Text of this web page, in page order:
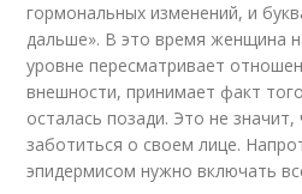
гормональных изменений, и
дальше». В это время женщина
уровне пересматривает
внешности, принимает факт
осталась позади. Это не
заботиться о своем лице.
эпидермисом нужно включать